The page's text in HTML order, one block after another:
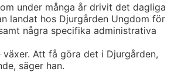
under många år drivit det dagliga
landat hos Djurgården Ungdom för
några specifika administrativa
Att få göra det i Djurgården,
säger han.